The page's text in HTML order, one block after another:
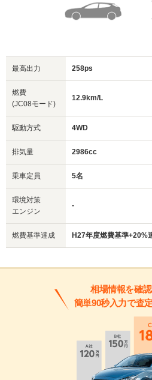
最高出力 258ps
燃費
(JC08モード)
12.9km/L
駆動方式 4WD
排気量 2986cc
乗車定員 5名
環境対策
エンジン
-
燃費基準達成 H27年度燃費基準+20%
相場情報を確
簡単90秒入力で査